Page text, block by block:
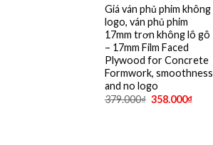
Giá ván phủ phim không
logo, ván phủ phim
17mm trơn không lô gô
– 17mm Film Faced
Plywood for Concrete
Formwork, smoothness
and no logo
379.000₫ 358.000₫